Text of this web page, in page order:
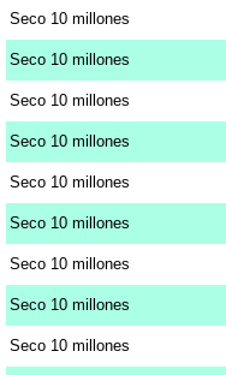
Seco 10 millones
Seco 10 millones
Seco 10 millones
Seco 10 millones
Seco 10 millones
Seco 10 millones
Seco 10 millones
Seco 10 millones
Seco 10 millones